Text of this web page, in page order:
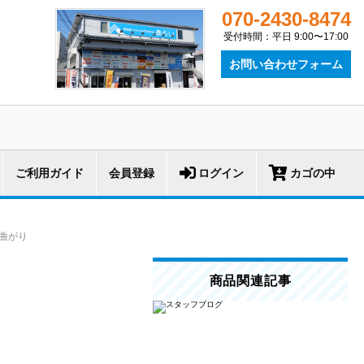
070-2430-8474
受付時間：平日 9:00〜17:00
お問い合わせフォーム
ご利用ガイド 会員登録 ログイン カゴの中
がり
商品関連記事